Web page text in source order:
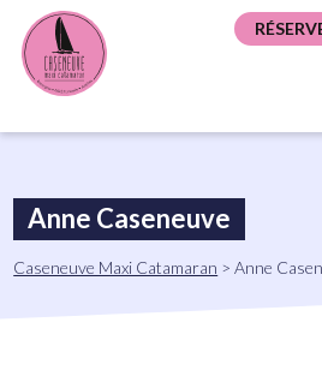
Aller
contenu
principal
Anne Caseneuve
Fil
Caseneuve Maxi Catamaran Anne
Panneau de gestion des cookies